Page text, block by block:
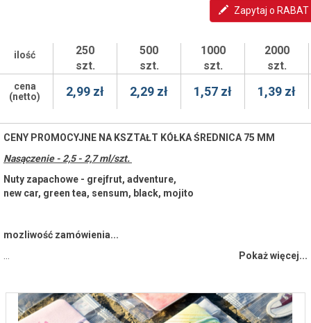
Zapytaj o RABAT
ilość
250
szt.
500
szt.
1000
szt.
2000
szt.
cena
(netto)
2,99 zł 2,29 zł 1,57 zł 1,39 zł
CENY PROMOCYJNE NA KSZTAŁT KÓŁKA ŚREDNICA 75 MM
Nasączenie - 2,5 - 2,7 ml/szt.
Nuty zapachowe - grejfrut, adventure,
new car, green tea, sensum, black, mojito
mozliwość zamówienia...
Pokaż więcej...